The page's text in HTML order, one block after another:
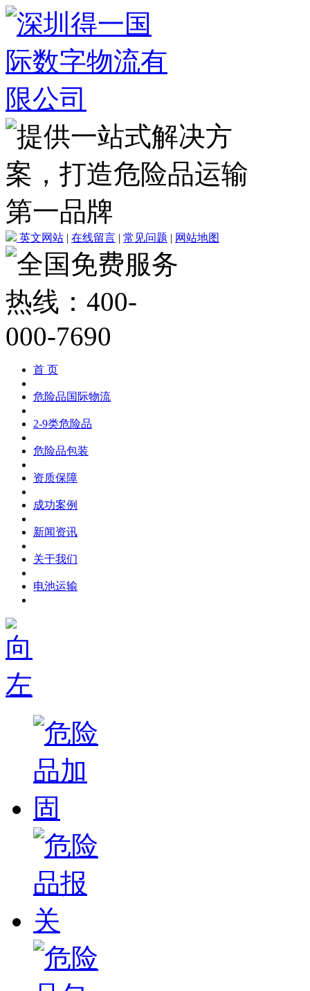
英文网站 | 在线留言 | 常见问题 | 网站地图
首 页
危险品国际物流
2-9类危险品
危险品包装
资质保障
成功案例
新闻资讯
关于我们
电池运输